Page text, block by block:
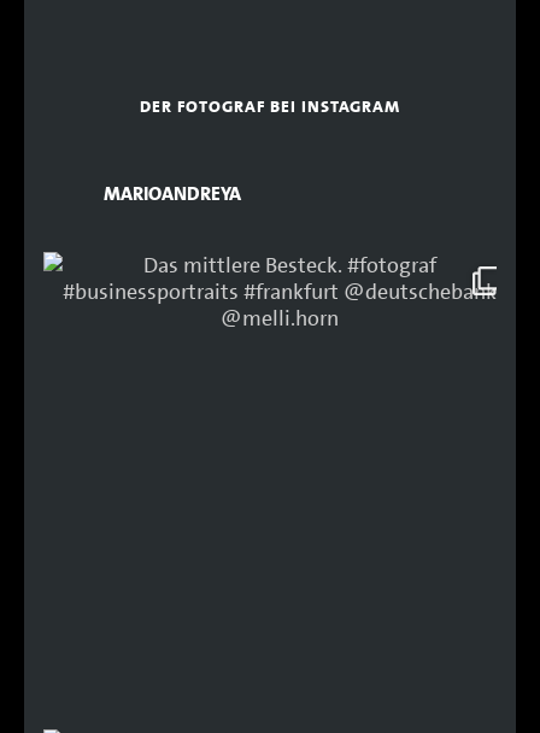
DER FOTOGRAF BEI INSTAGRAM
MARIOANDREYA